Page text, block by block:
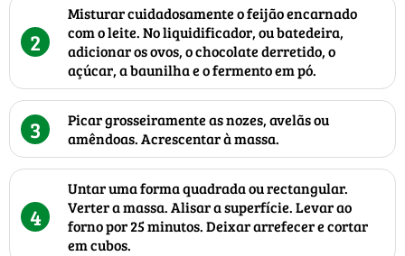
2
Misturar cuidadosamente o feijão encarnado
com o leite. No liquidificador, ou batedeira,
adicionar os ovos, o chocolate derretido, o
açúcar, a baunilha e o fermento em pó.
3
Picar grosseiramente as nozes, avelãs ou
amêndoas. Acrescentar à massa.
4
Untar uma forma quadrada ou rectangular.
Verter a massa. Alisar a superfície. Levar ao
forno por 25 minutos. Deixar arrefecer e cortar
em cubos.